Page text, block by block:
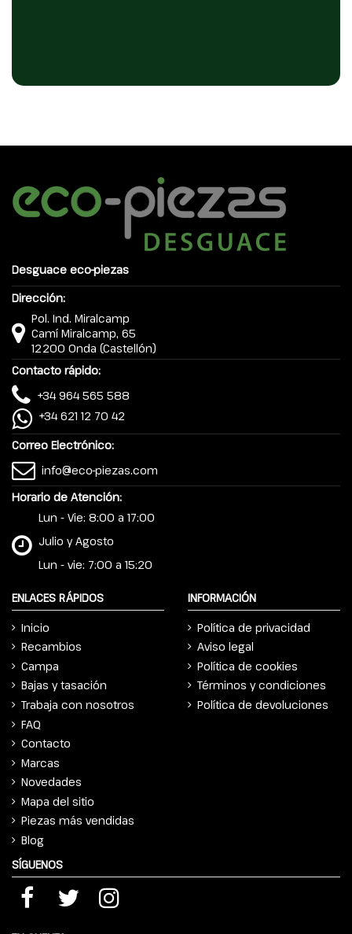
Desguace eco-piezas
Dirección:
Pol. Ind. Miralcamp
Camí Miralcamp, 65
12200 Onda (Castellón)
Contacto rápido:
+34 964 565 588
+34 621 12 70 42
Correo Electrónico:
info@eco-piezas.com
Horario de Atención:
Lun - Vie: 8:00 a 17:00
Julio y Agosto
Lun - vie: 7:00 a 15:20
ENLACES RÁPIDOS
Inicio
Recambios
Campa
Bajas y tasación
Trabaja con nosotros
FAQ
Contacto
Marcas
Novedades
Mapa del sitio
Piezas más vendidas
Blog
INFORMACIÓN
Política de privacidad
Aviso legal
Política de cookies
Términos y condiciones
Política de devoluciones
SÍGUENOS